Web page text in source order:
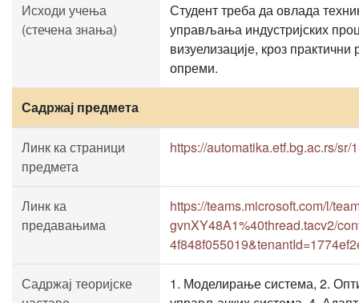
Исходи учења
(стечена знања)
Студент треба да овлада
управљања индустријских
визуелизације, кроз
опреми.
Садржај предмета
Линк ка страници
предмета
https://automatika.etf.bg.ac.rs/sr/
Линк ка
предавањима
https://teams.microsoft.com/l/
gvnXY48A1%40thread.tacv2/
Садржај теоријске
1. Моделирање система, 2.